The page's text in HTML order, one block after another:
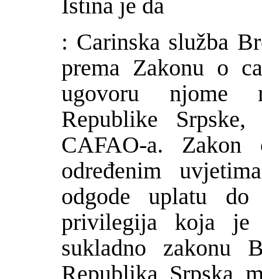
Istina je da
: Carinska služba Br
prema Zakonu o
ugovoru njome
Republike
CAFAO-a.
određenim
odgode uplatu
privilegija koja
sukladno zakonu
Republika Srpska